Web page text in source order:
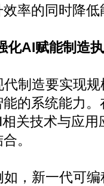
效率的同时降低
化AI赋能制造
制造要实现规
能的系统能力
关技术与应
。
，新一代可编